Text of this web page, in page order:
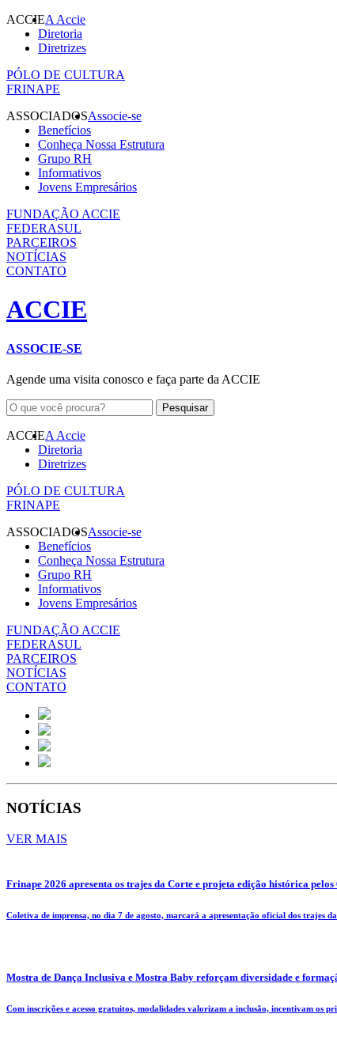
ACCIEA Accie
Diretoria
Diretrizes
PÓLO DE CULTURA
FRINAPE
ASSOCIADOSAssocie-se
Benefícios
Conheça Nossa Estrutura
Grupo RH
Informativos
Jovens Empresários
FUNDAÇÃO ACCIE
FEDERASUL
PARCEIROS
NOTÍCIAS
CONTATO
ACCIE
ASSOCIE-SE
Agende uma visita conosco e faça parte da ACCIE
ACCIEA Accie
Diretoria
Diretrizes
PÓLO DE CULTURA
FRINAPE
ASSOCIADOSAssocie-se
Benefícios
Conheça Nossa Estrutura
Grupo RH
Informativos
Jovens Empresários
FUNDAÇÃO ACCIE
FEDERASUL
PARCEIROS
NOTÍCIAS
CONTATO
NOTÍCIAS
VER MAIS
Frinape 2026 apresenta os trajes da Corte e projeta edição histórica pelos
Coletiva de imprensa, no dia 7 de agosto, marcará a apresentação oficial dos trajes
Mostra de Dança Inclusiva e Mostra Baby reforçam diversidade e
Com inscrições e acesso gratuitos, modalidades valorizam a inclusão, incentivam os